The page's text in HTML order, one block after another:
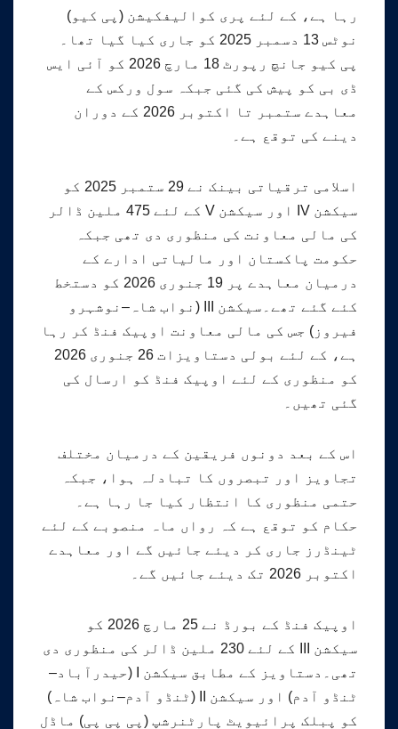
رہا ہے، کے لئے پری کوالیفکیشن (پی کیو)
نوٹس 13 دسمبر 2025 کو جاری کیا گیا تھا۔
پی کیو جانچ رپورٹ 18 مارچ 2026 کو آئی ایس
ڈی بی کو پیش کی گئی جبکہ سول ورکس کے
معاہدے ستمبر تا اکتوبر 2026 کے دوران
دینے کی توقع ہے۔
اسلامی ترقیاتی بینک نے 29 ستمبر 2025 کو
سیکشن IV اور سیکشن V کے لئے 475 ملین ڈالر
کی مالی معاونت کی منظوری دی تھی جبکہ
حکومت پاکستان اور مالیاتی ادارے کے
درمیان معاہدے پر 19 جنوری 2026 کو دستخط
کئے گئے تھے۔سیکشن III (نواب شاہ–نوشہرو
فیروز) جس کی مالی معاونت اوپیک فنڈ کر رہا
ہے، کے لئے بولی دستاویزات 26 جنوری 2026
کو منظوری کے لئے اوپیک فنڈ کو ارسال کی
گئی تھیں۔
اس کے بعد دونوں فریقین کے درمیان مختلف
تجاویز اور تبصروں کا تبادلہ ہوا، جبکہ
حتمی منظوری کا انتظار کیا جا رہا ہے۔
حکام کو توقع ہے کہ رواں ماہ منصوبے کے لئے
ٹینڈرز جاری کر دیئے جائیں گے اور معاہدے
اکتوبر 2026 تک دیئے جائیں گے۔
اوپیک فنڈ کے بورڈ نے 25 مارچ 2026 کو
سیکشن III کے لئے 230 ملین ڈالر کی منظوری دی
تھی۔دستاویز کے مطابق سیکشن I (حیدرآباد–
ٹنڈو آدم) اور سیکشن II (ٹنڈو آدم–نواب شاہ)
کو پبلک پرائیویٹ پارٹنرشپ (پی پی پی) ماڈل